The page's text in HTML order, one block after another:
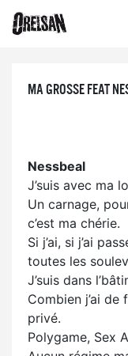
MA GROSSE FEAT
Nessbeal
J’suis avec ma
Un carnage,
c’est ma chérie.
Si j’ai, si j’ai
toutes les
J’suis dans
Combien j’ai de
privé.
Polygame, Sex